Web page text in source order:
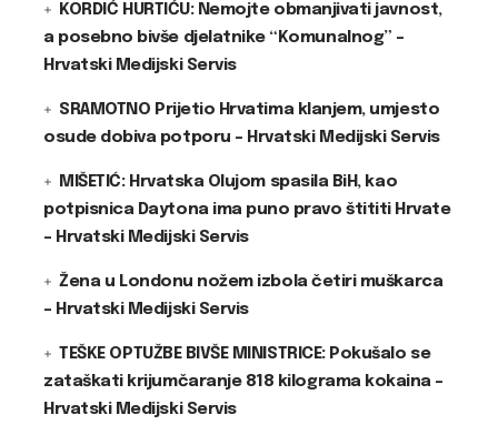
KORDIĆ HURTIĆU: Nemojte obmanjivati javnost,
a posebno bivše djelatnike “Komunalnog” –
Hrvatski Medijski Servis
SRAMOTNO Prijetio Hrvatima klanjem, umjesto
osude dobiva potporu – Hrvatski Medijski Servis
MIŠETIĆ: Hrvatska Olujom spasila BiH, kao
potpisnica Daytona ima puno pravo štititi Hrvate
– Hrvatski Medijski Servis
Žena u Londonu nožem izbola četiri muškarca
– Hrvatski Medijski Servis
TEŠKE OPTUŽBE BIVŠE MINISTRICE: Pokušalo se
zataškati krijumčaranje 818 kilograma kokaina –
Hrvatski Medijski Servis